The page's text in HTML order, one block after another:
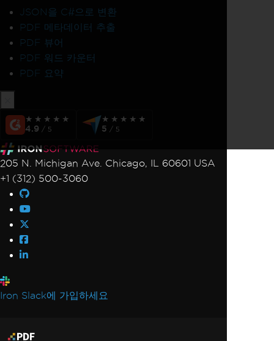
JSON을 C#으로 변환
PDF 메타데이터 추출
PDF 뷰어
PDF 워드 카운터
PDF 요약
★★★★★
★★★★★
4.9 / 5
★★★★★
★★★★★
5 / 5
205 N. Michigan Ave. Chicago, IL 60601 USA
+1 (312) 500-3060
Iron Slack에 가입하세요